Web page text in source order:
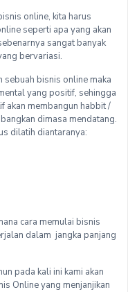
online, kita harus
seperti apa yang akan
sangat banyak
bervariasi.
sebuah bisnis online maka
yang positif, sehingga
akan membangun habbit /
dimasa mendatang.
dilatih diantaranya:
cara memulai bisnis
dalam jangka panjang
pada kali ini kami akan
Online yang menjanjikan